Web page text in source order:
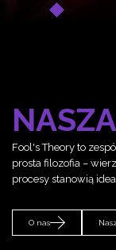
Fool's Theory to
prosta filozofia –
procesy stanowią
O nas